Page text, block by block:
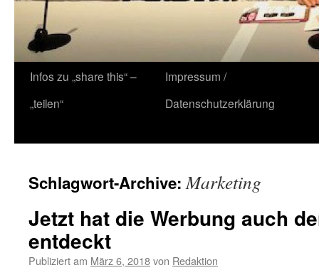
Zum
Inhalt
Infos zu „share this“ –
„teilen“
Impressum /
Datenschutzerklärung
Schlagwort-Archive:Marketing
Jetzt hat die Werbung auch
entdeckt
Publiziert am März 6, 2018von Redaktion